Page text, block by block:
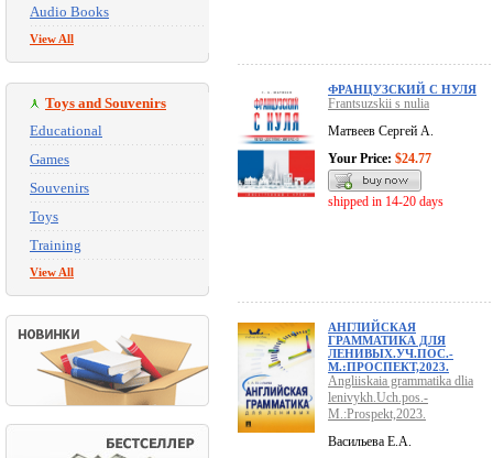
Audio Books
View All
Toys and Souvenirs
Educational
Games
Souvenirs
Toys
Training
View All
ФРАНЦУЗСКИЙ С НУЛЯ
Frantsuzskii s nulia
Матвеев Сергей А.
Your Price: $24.77
shipped in 14-20 days
АНГЛИЙСКАЯ
ГРАММАТИКА ДЛЯ
ЛЕНИВЫХ.УЧ.ПОС.-
М.:ПРОСПЕКТ,2023.
Angliiskaia grammatika dlia
lenivykh.Uch.pos.-
M.:Prospekt,2023.
Васильева Е.А.